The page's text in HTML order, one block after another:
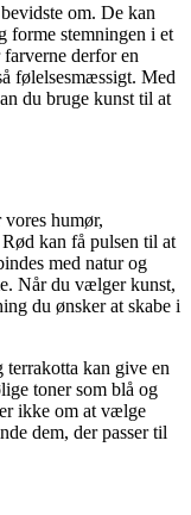
om. De kan
forme stemningen i et
derfor en
følelsesmæssigt. Med
du bruge kunst til at
humør,
kan få pulsen til at
med natur og
Når du vælger kunst,
du ønsker at skabe i
terrakotta kan give en
toner som blå og
ikke om at vælge
dem, der passer til